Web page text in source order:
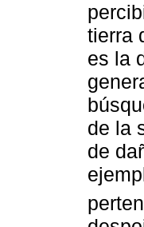
tierra
es la
de la
de